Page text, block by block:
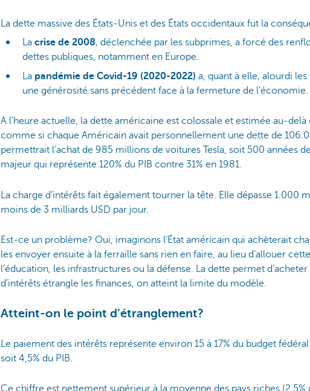
La dette massive des États-Unis et des États occidentaux fut la
La crise de 2008, déclenchée par les subprimes, a forcé des
dettes publiques, notamment en Europe.
La pandémie de Covid-19 (2020-2022) a, quant à elle, alourdi
une générosité sans précédent face à la fermeture de l’économie.
A l’heure actuelle, la dette américaine est colossale et estimée au-
comme si chaque Américain avait personnellement une dette de
permettrait l’achat de 985 millions de voitures Tesla, soit 500 années
majeur qui représente 120% du PIB contre 31% en 1981.
La charge d’intérêts fait également tourner la tête. Elle dépasse 1.000
moins de 3 milliards USD par jour.
Est-ce un problème? Oui, imaginons l’État américain qui achèterait
les envoyer ensuite à la ferraille sans rien en faire, au lieu d’allouer
l’éducation, les infrastructures ou la défense. La dette permet
d’intérêts étrangle les finances, on atteint la limite du modèle.
Atteint-on le point d’étranglement?
Le paiement des intérêts représente environ 15 à 17% du budget
soit 4,5% du PIB.
Ce chiffre est nettement supérieur à la moyenne des pays riches (2,5%